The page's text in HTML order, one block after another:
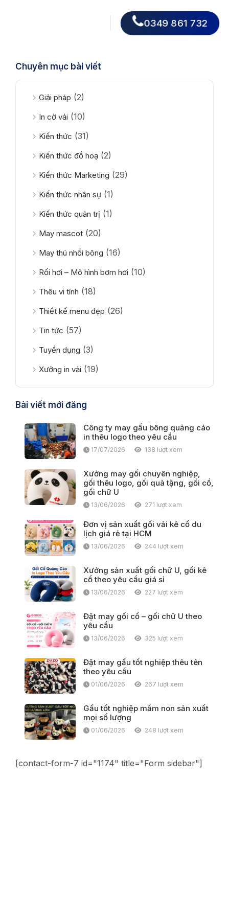
0349 861 732
Chuyên mục bài viết
Giải pháp (2)
In cờ vải (10)
Kiến thức (31)
Kiến thức đồ hoạ (2)
Kiến thức Marketing (29)
Kiến thức nhân sự (1)
Kiến thức quản trị (1)
May mascot (20)
May thú nhồi bông (16)
Rối hơi – Mô hình bơm hơi (10)
Thêu vi tính (18)
Thiết kế menu đẹp (26)
Tin tức (57)
Tuyển dụng (3)
Xưởng in vải (19)
Bài viết mới đăng
Công ty may gấu bông quảng cáo
in thêu logo theo yêu cầu
17/07/2026 138 lượt xem
Xưởng may gối chuyên nghiệp,
gối thêu logo, gối quà tặng, gối cổ,
gối chữ U
13/06/2026 271 lượt xem
Đơn vị sản xuất gối vải kê cổ du
lịch giá rẻ tại HCM
13/06/2026 244 lượt xem
Xưởng sản xuất gối chữ U, gối kê
cổ theo yêu cầu giá sỉ
13/06/2026 227 lượt xem
Đặt may gối cổ – gối chữ U theo
yêu cầu
13/06/2026 325 lượt xem
Đặt may gấu tốt nghiệp thêu tên
theo yêu cầu
01/06/2026 267 lượt xem
Gấu tốt nghiệp mầm non sản xuất
mọi số lượng
01/06/2026 248 lượt xem
[contact-form-7 id="1174" title="Form sidebar"]